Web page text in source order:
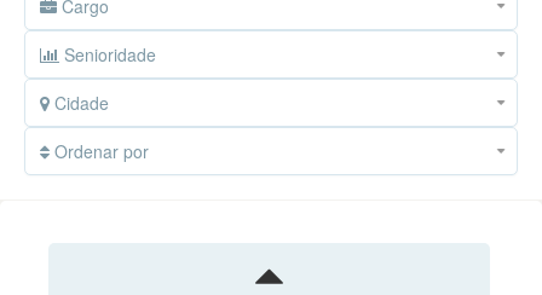
Cargo
Senioridade
Cidade
Ordenar por